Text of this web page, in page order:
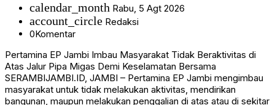
calendar_month Rabu, 5 Agt 2026
account_circle Redaksi
0Komentar
Pertamina EP Jambi Imbau Masyarakat Tidak Beraktivitas di
Atas Jalur Pipa Migas Demi Keselamatan Bersama
SERAMBIJAMBI.ID, JAMBI – Pertamina EP Jambi mengimbau
masyarakat untuk tidak melakukan aktivitas, mendirikan
bangunan, maupun melakukan penggalian di atas atau di sekitar